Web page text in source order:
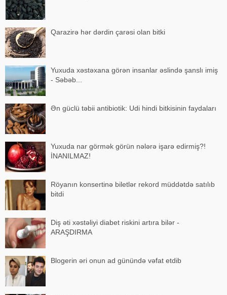
Qarazirə hər dərdin çarəsi olan bitki
Yuxuda xəstəxana görən insanlar əslində şanslı imiş
- Səbəb...
Ən güclü təbii antibiotik: Udi hindi bitkisinin faydaları
Yuxuda nar görmək görün nələrə işarə edirmiş?!
İNANILMAZ!
Röyanın konsertinə biletlər rekord müddətdə satılıb
bitdi
Diş əti xəstəliyi diabet riskini artıra bilər -
ARAŞDIRMA
Blogerin əri onun ad günündə vəfat etdib